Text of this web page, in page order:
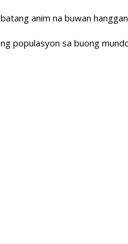
anim na buwan
populasyon sa buong